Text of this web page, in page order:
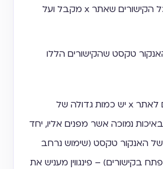
הוא מסתכל על כל הקישורים שאתר x מקבל ועל
טקסט שהקישורים הללו
התוצאה פשוטה – אם לאתר x יש כמות גדולה של
באיכות נמוכה אשר מפנים אליו, יחד
של האנקור טקסט (שימוש נרחב
בקישורים) – פינגווין מעניש את